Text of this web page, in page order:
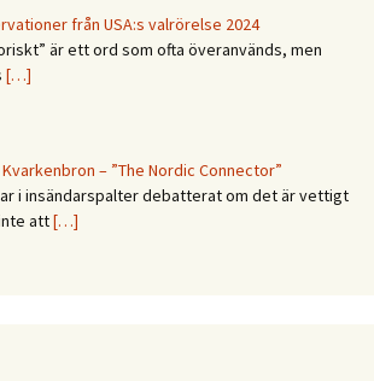
från USA:s valrörelse 2024
är ett ord som ofta överanvänds, men
[…]
– ”The Nordic Connector”
i insändarspalter debatterat om det är vettigt
att[…]